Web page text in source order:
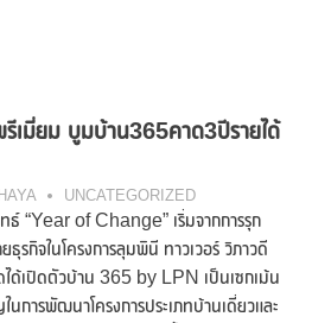
เมี่ยม บูมบ้าน365คาด3ปีรายได้
UNCATEGORIZED
“Year of Change” เริ่มจากการรุก
รกิจในโครงการลุมพินี ทาวเวอร์ วิภาวดี
ได้เปิดตัวบ้าน 365 by LPN เป็นเซกเม้น
นการพัฒนาโครงการประเภทบ้านเดี่ยวและ